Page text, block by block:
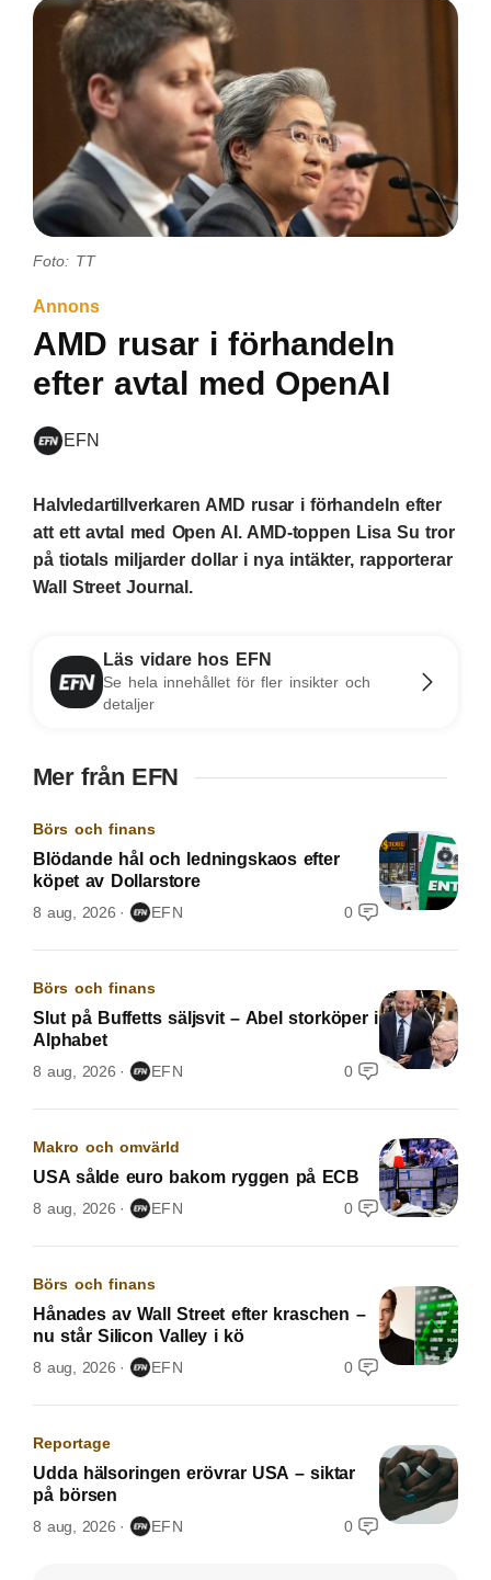
Foto: TT
Annons
AMD rusar i förhandeln
efter avtal med OpenAI
EFN
Halvledartillverkaren AMD rusar i förhandeln efter
att ett avtal med Open AI. AMD-toppen Lisa Su tror
på tiotals miljarder dollar i nya intäkter, rapporterar
Wall Street Journal.
Läs vidare hos EFN
Se hela innehållet för fler insikter och
detaljer
Mer från EFN
Börs och finans
Blödande hål och ledningskaos efter
köpet av Dollarstore
8 aug, 2026 EFN 0
Börs och finans
Slut på Buffetts säljsvit – Abel storköper i
Alphabet
8 aug, 2026 EFN 0
Makro och omvärld
USA sålde euro bakom ryggen på ECB
8 aug, 2026 EFN 0
Börs och finans
Hånades av Wall Street efter kraschen –
nu står Silicon Valley i kö
8 aug, 2026 EFN 0
Reportage
Udda hälsoringen erövrar USA – siktar
på börsen
8 aug, 2026 EFN 0